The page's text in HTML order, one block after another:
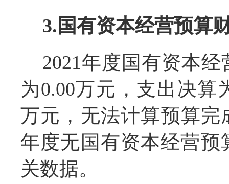
3. 国有资本经营预算
2021年度国有资本经
为0.00万元，支出决算
万元，无法计算预算完
年度无国有资本经营
关数据。